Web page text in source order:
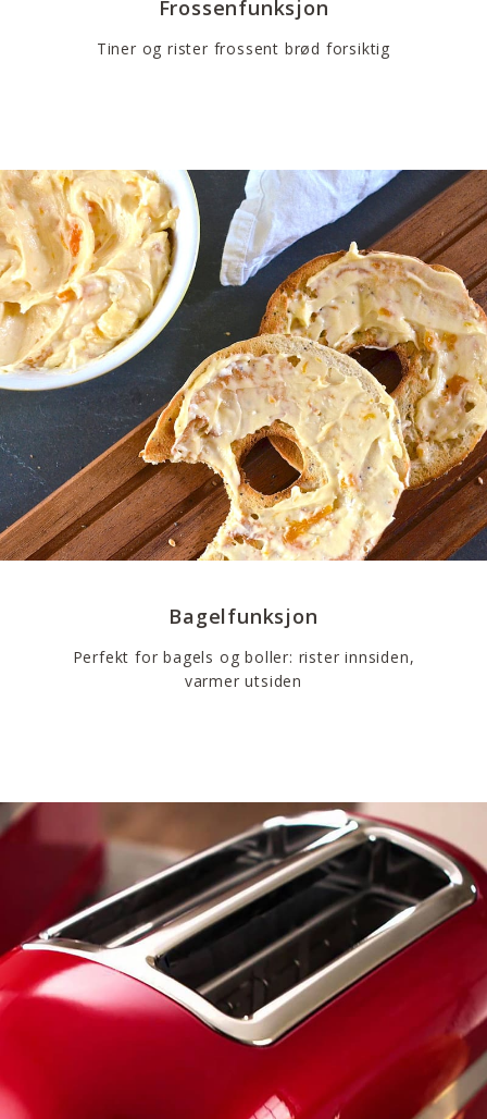
Frossenfunksjon
Tiner og rister frossent brød forsiktig
Bagelfunksjon
Perfekt for bagels og boller: rister innsiden,
varmer utsiden